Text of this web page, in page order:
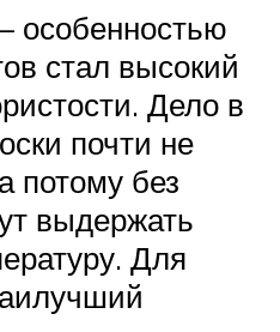
особенностью
стал высокий
Дело в
почти не
потому без
выдержать
Для